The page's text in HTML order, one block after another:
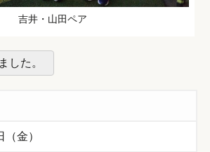
吉井・山田ペア
した。
金）